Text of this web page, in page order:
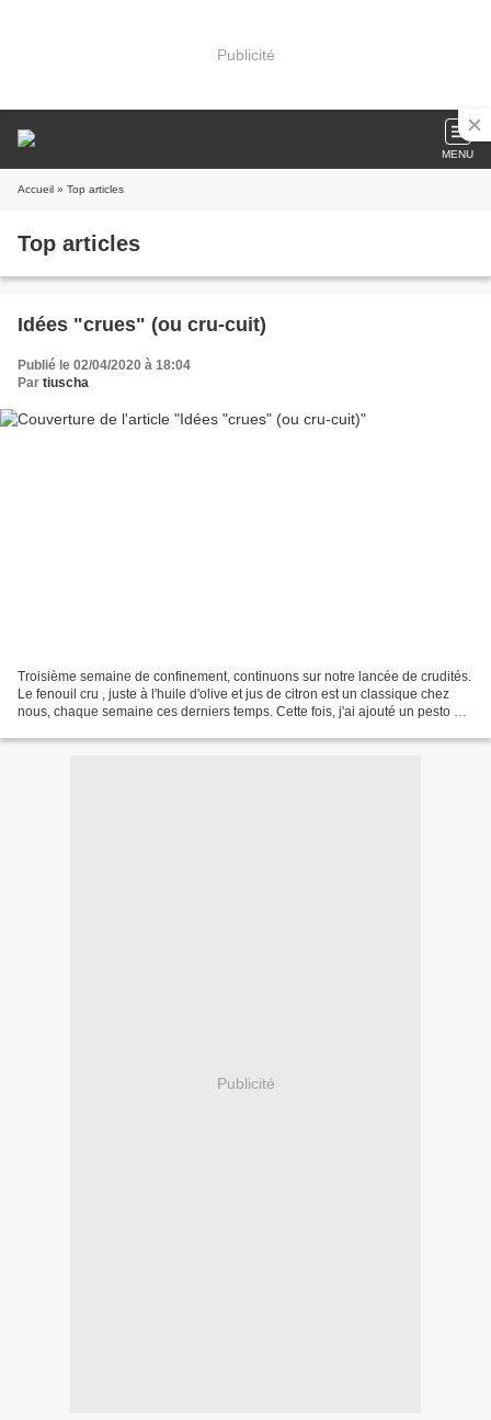
Publicité
MENU
Accueil » Top articles
Top articles
Idées "crues" (ou cru-cuit)
Publié le 02/04/2020 à 18:04
Par tiuscha
Troisième semaine de confinement, continuons sur notre lancée de crudités.
Le fenouil cru , juste à l'huile d'olive et jus de citron est un classique chez
nous, chaque semaine ces derniers temps. Cette fois, j'ai ajouté un pesto à
Publicité